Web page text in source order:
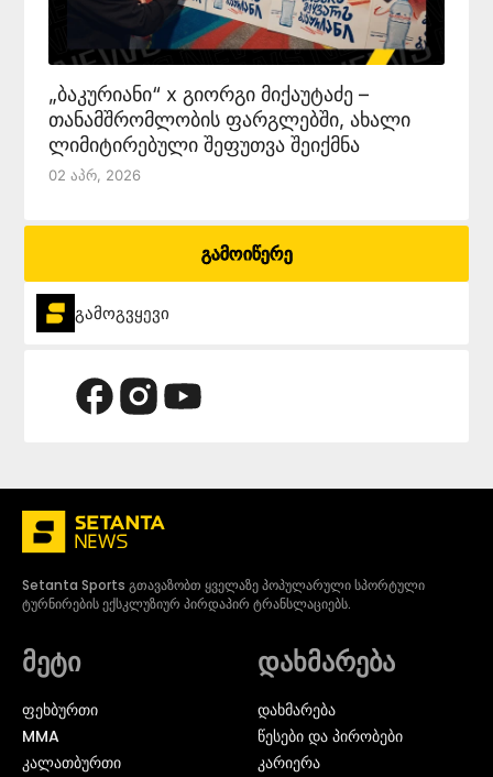
„ბაკურიანი“ x გიორგი მიქაუტაძე –
თანამშრომლობის ფარგლებში, ახალი
ლიმიტირებული შეფუთვა შეიქმნა
02 Აპრ, 2026
გამოიწერე
გამოგვყევი
Setanta Sports გთავაზობთ ყველაზე პოპულარული სპორტული
ტურნირების ექსკლუზიურ პირდაპირ ტრანსლაციებს.
მეტი
ᲤᲔᲮᲑᲣᲠᲗᲘ
MMA
ᲙᲐᲚᲐᲗᲑᲣᲠᲗᲘ
დახმარება
დახმარება
წესები და პირობები
კარიერა